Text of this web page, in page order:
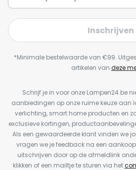
Inschrijven
*Minimale bestelwaarde van €99.
artikelen van deze
Schrijf je in voor onze Lampen24.be
aanbiedingen op onze ruime keuze aan
verlichting, smart home producten en
exclusieve kortingen,
Als een gewaardeerde klant vinden we
vragen we je feedback na een
uitschrijven door op de afmeldlink
klikken of een mailtje te sturen via het